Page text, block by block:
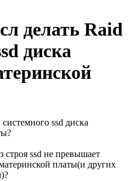
делать Raid
диска
ssd диска
строя ssd не превышает
платы(и других